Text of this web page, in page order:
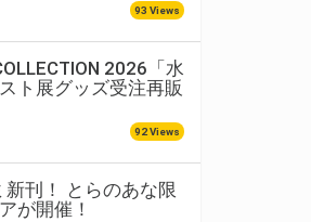
93 Views
2026「水
ト展グッズ受注再販
92 Views
新刊！ とらのあな限
が開催！